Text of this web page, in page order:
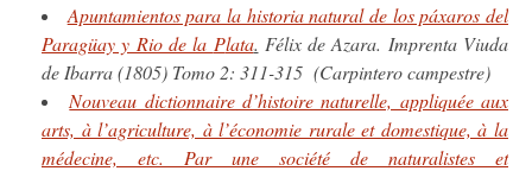
Apuntamientos para la historia natural de los páxaros del
Paragüay y Rio de la Plata. Félix de Azara. Imprenta Viuda
de Ibarra (1805) Tomo 2: 311-315 (Carpintero campestre)
Nouveau dictionnaire d’histoire naturelle, appliquée aux
arts, à l’agriculture, à l’économie rurale et domestique, à la
médecine, etc. Par une société de naturalistes et